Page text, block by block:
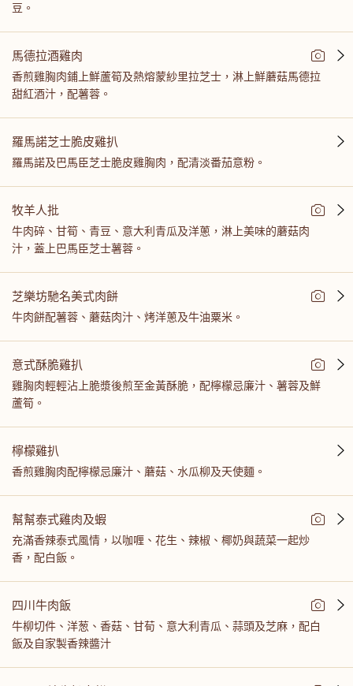
豆。
馬德拉酒雞肉
香煎雞胸肉鋪上鮮蘆筍及熱熔蒙紗里拉芝士，淋上鮮蘑菇馬德拉
甜紅酒汁，配薯蓉。
羅馬諾芝士脆皮雞扒
羅馬諾及巴馬臣芝士脆皮雞胸肉，配清淡番茄意粉。
牧羊人批
牛肉碎、甘筍、青豆、意大利青瓜及洋蔥，淋上美味的蘑菇肉
汁，蓋上巴馬臣芝士薯蓉。
芝樂坊馳名美式肉餅
牛肉餅配薯蓉、蘑菇肉汁、烤洋蔥及牛油粟米。
意式酥脆雞扒
雞胸肉輕輕沾上脆漿後煎至金黃酥脆，配檸檬忌廉汁、薯蓉及鮮
蘆筍。
檸檬雞扒
香煎雞胸肉配檸檬忌廉汁、蘑菇、水瓜柳及天使麵。
幫幫泰式雞肉及蝦
充滿香辣泰式風情，以咖喱、花生、辣椒、椰奶與蔬菜一起炒
香，配白飯。
四川牛肉飯
牛柳切件、洋葱、香菇、甘荀、意大利青瓜、蒜頭及芝麻，配白
飯及自家製香辣醬汁